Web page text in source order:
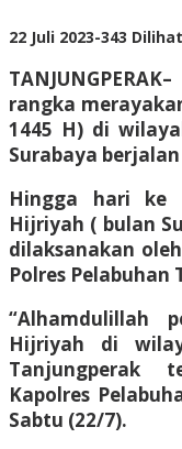
22 Juli 2023oleh
-343 Dilihat
rangka
1445 H) di
Surabaya
Hingga hari ke
Hijriyah ( bulan
dilaksanakan
Polres
“Alhamdulillah
Hijriyah di
Tanjungperak
Kapolres
Sabtu (22/7).